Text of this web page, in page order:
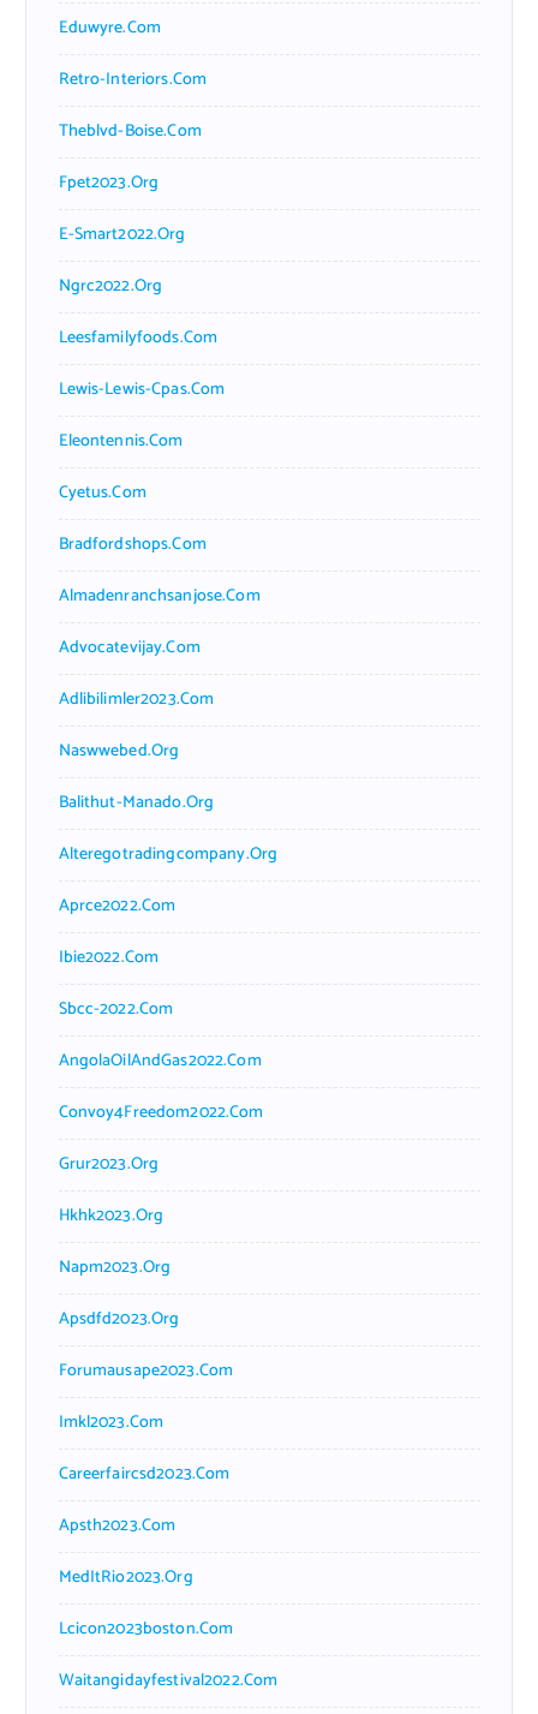
Eduwyre.com
Retro-Interiors.com
Theblvd-Boise.com
Fpet2023.org
E-Smart2022.org
Ngrc2022.org
Leesfamilyfoods.com
Lewis-Lewis-Cpas.com
Eleontennis.com
Cyetus.com
Bradfordshops.com
Almadenranchsanjose.com
Advocatevijay.com
Adlibilimler2023.com
Naswwebed.org
Balithut-Manado.org
Alteregotradingcompany.org
Aprce2022.com
Ibie2022.com
Sbcc-2022.com
AngolaOilAndGas2022.com
Convoy4Freedom2022.com
Grur2023.org
Hkhk2023.org
Napm2023.org
Apsdfd2023.org
Forumausape2023.com
Imkl2023.com
Careerfaircsd2023.com
Apsth2023.com
MedItRio2023.org
Lcicon2023boston.com
Waitangidayfestival2022.com